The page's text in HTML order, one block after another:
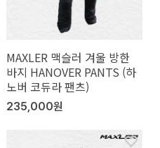
MAXLER 맥슬러 겨울 방한
바지 HANOVER PANTS (하
노버 코듀라 팬츠)
235,000원